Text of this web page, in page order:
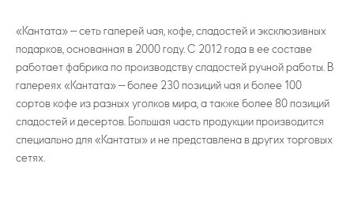
«Кантата» — сеть галерей чая, кофе, сладостей и эксклюзивных
подарков, основанная в 2000 году. С 2012 года в ее составе
работает фабрика по производству сладостей ручной работы. В
галереях «Кантата» — более 230 позиций чая и более 100
сортов кофе из разных уголков мира, а также более 80 позиций
сладостей и десертов. Большая часть продукции производится
специально для «Кантаты» и не представлена в других торговых
сетях.